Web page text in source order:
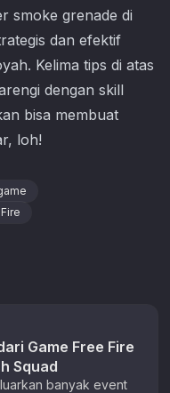
smoke grenade di
dan efektif
Kelima tips di atas
dengan skill
bisa membuat
loh!
Game Free Fire
Squad
banyak event